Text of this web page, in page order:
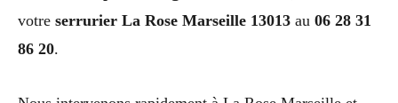
votre serrurier La Rose Marseille 13013 au 06 28 31
86 20.